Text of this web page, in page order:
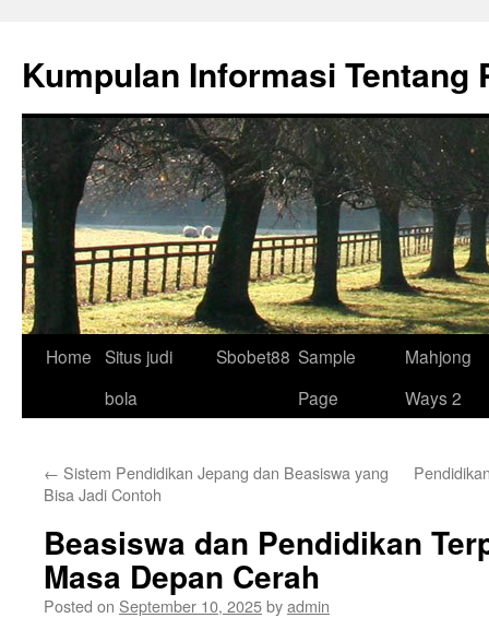
content
Kumpulan Informasi Tentang
Home Situs judi
bola
Sbobet88 Sample
Page
Mahjong
Ways 2
← Sistem Pendidikan Jepang dan Beasiswa yang
Bisa Jadi Contoh
Beasiswa dan Pendidikan
Masa Depan Cerah
Posted on September 10, 2025byadmin